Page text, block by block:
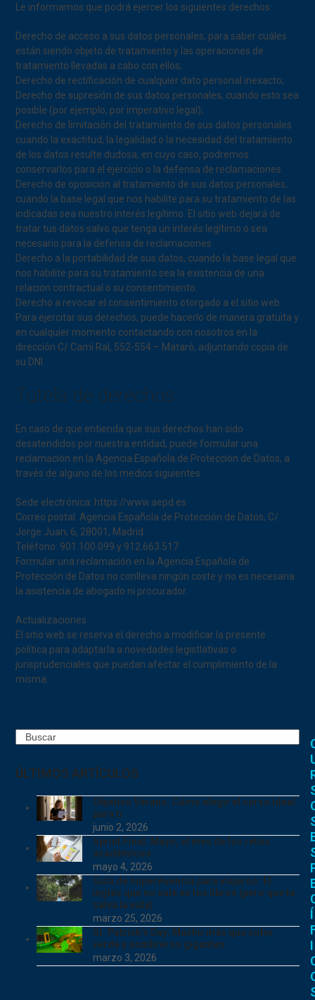
Le informamos que podrá ejercer los siguientes derechos:
Derecho de acceso a sus datos personales, para saber cuáles
están siendo objeto de tratamiento y las operaciones de
tratamiento llevadas a cabo con ellos;
Derecho de rectificación de cualquier dato personal inexacto;
Derecho de supresión de sus datos personales, cuando esto sea
posible (por ejemplo, por imperativo legal);
Derecho de limitación del tratamiento de sus datos personales
cuando la exactitud, la legalidad o la necesidad del tratamiento
de los datos resulte dudosa, en cuyo caso, podremos
conservarlos para el ejercicio o la defensa de reclamaciones.
Derecho de oposición al tratamiento de sus datos personales,
cuando la base legal que nos habilite para su tratamiento de las
indicadas sea nuestro interés legítimo. El sitio web dejará de
tratar tus datos salvo que tenga un interés legítimo o sea
necesario para la defensa de reclamaciones.
Derecho a la portabilidad de sus datos, cuando la base legal que
nos habilite para su tratamiento sea la existencia de una
relación contractual o su consentimiento.
Derecho a revocar el consentimiento otorgado a el sitio web.
Para ejercitar sus derechos, puede hacerlo de manera gratuita y
en cualquier momento contactando con nosotros en la
dirección C/ Camí Ral, 552-554 – Mataró, adjuntando copia de
su DNI.
Tutela de derechos
En caso de que entienda que sus derechos han sido
desatendidos por nuestra entidad, puede formular una
reclamación en la Agencia Española de Protección de Datos, a
través de alguno de los medios siguientes:
Sede electrónica: https://www.aepd.es
Correo postal: Agencia Española de Protección de Datos, C/
Jorge Juan, 6, 28001, Madrid
Teléfono: 901.100.099 y 912.663.517
Formular una reclamación en la Agencia Española de
Protección de Datos no conlleva ningún coste y no es necesaria
la asistencia de abogado ni procurador.
Actualizaciones
El sitio web se reserva el derecho a modificar la presente
política para adaptarla a novedades legistlativas o
jurisprudenciales que puedan afectar el cumplimiento de la
misma.
Search
ÚLTIMOS ARTÍCULOS
Objetivo Verano: Cómo elegir el curso ideal
para ti
junio 2, 2026
Sprint Final: Mayo, el mes de los retos
académicos
mayo 4, 2026
Guía de supervivencia para viajeros: El
inglés que no sale en los libros (pero que te
salva la vida)
marzo 25, 2026
St. Patrick’s Day: Mucho más que color
verde y sombreros gigantes
marzo 3, 2026
Í
I